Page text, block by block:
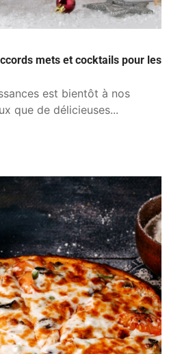
mets et cocktails pour les
est bientôt à nos
que de délicieuses...